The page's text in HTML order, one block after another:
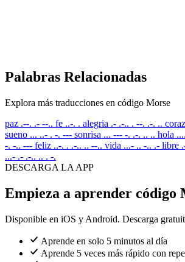
Palabras Relacionadas
Explora más traducciones en código Morse
paz .--. .- --.. fe ..-. . alegria .- .-.. . --. .-. ..
sueno ... ..- . -. --- sonrisa ... --- -. .-. .. .. hola
-. -.. --- feliz ..-. . .-.. .. --.. vida ...- .. -.. .- libre
...- .- .-.. .. . -.
DESCARGA LA APP
Empieza a aprender código
Disponible en iOS y Android. Descarga
Aprende en solo 5 minutos al día
Aprende 5 veces más rápido con